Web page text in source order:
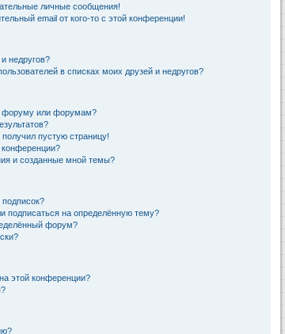
личные сообщения!
email от кого-то с этой конференции!
недругов?
в списках моих друзей и недругов?
форуму или форумам?
получил пустую страницу!
конференции?
и созданные мной темы?
подписаться на определённую тему?
форум?
этой конференции?